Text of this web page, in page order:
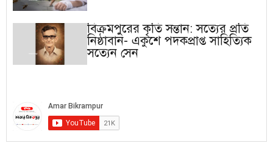
বিক্রমপুরের কৃতি সন্তান: সত্যের প্রতি
নিষ্ঠাবান- একুশে পদকপ্রাপ্ত সাহিত্যিক
সত্যেন সেন